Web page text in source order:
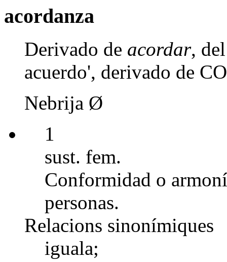
acordanza
Derivado de acordar,
acuerdo', derivado de
Nebrija Ø
1
sust. fem.
Conformidad o
personas.
Relacions sinonímiques
iguala;